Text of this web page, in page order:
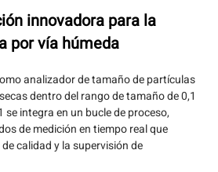
innovadora para la
por vía húmeda
analizador de tamaño de partículas
dentro del rango de tamaño de 0,1
se integra en un bucle de proceso,
de medición en tiempo real que
calidad y la supervisión de